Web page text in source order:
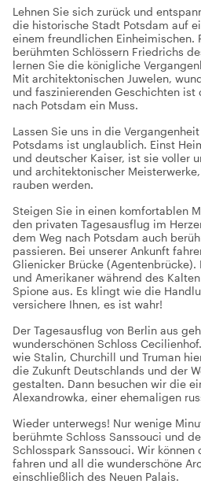
Lehnen Sie sich zurück und
die historische Stadt Potsdam auf
einem freundlichen Einheimischen.
berühmten Schlössern Friedrichs
lernen Sie die königliche
Mit architektonischen Juwelen,
und faszinierenden Geschichten ist
nach Potsdam ein Muss.
Lassen Sie uns in die
Potsdams ist unglaublich. Einst
und deutscher Kaiser, ist sie voller
und architektonischer
rauben werden.
Steigen Sie in einen komfortablen
den privaten Tagesausflug im
dem Weg nach Potsdam auch
passieren. Bei unserer Ankunft
Glienicker Brücke (Agentenbrücke).
und Amerikaner während des
Spione aus. Es klingt wie die
versichere Ihnen, es ist wahr!
Der Tagesausflug von Berlin aus
wunderschönen Schloss
wie Stalin, Churchill und Truman
die Zukunft Deutschlands und der
gestalten. Dann besuchen wir die
Alexandrowka, einer ehemaligen
Wieder unterwegs! Nur wenige
berühmte Schloss Sanssouci und
Schlosspark Sanssouci. Wir können
fahren und all die wunderschöne
einschließlich des Neuen Palais.